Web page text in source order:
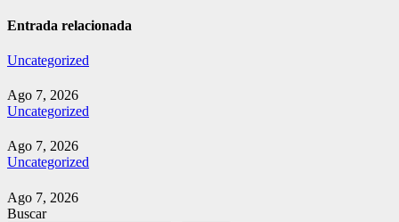
entradas
Entrada relacionada
Uncategorized
Ago 7, 2026
Uncategorized
Ago 7, 2026
Uncategorized
Ago 7, 2026
Buscar